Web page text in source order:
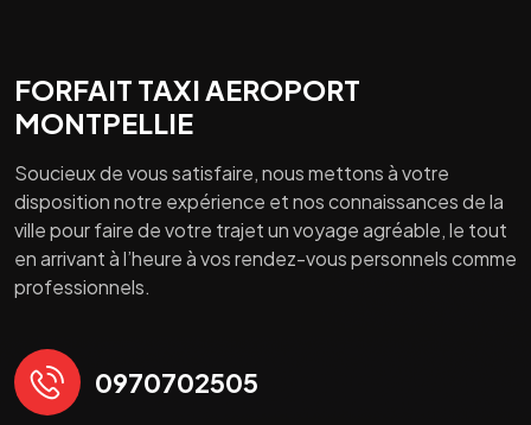
FORFAIT TAXI AEROPORT
MONTPELLIE
Soucieux de vous satisfaire, nous mettons à votre
disposition notre expérience et nos connaissances de la
ville pour faire de votre trajet un voyage agréable, le tout
en arrivant à l’heure à vos rendez-vous personnels comme
professionnels.
0970702505